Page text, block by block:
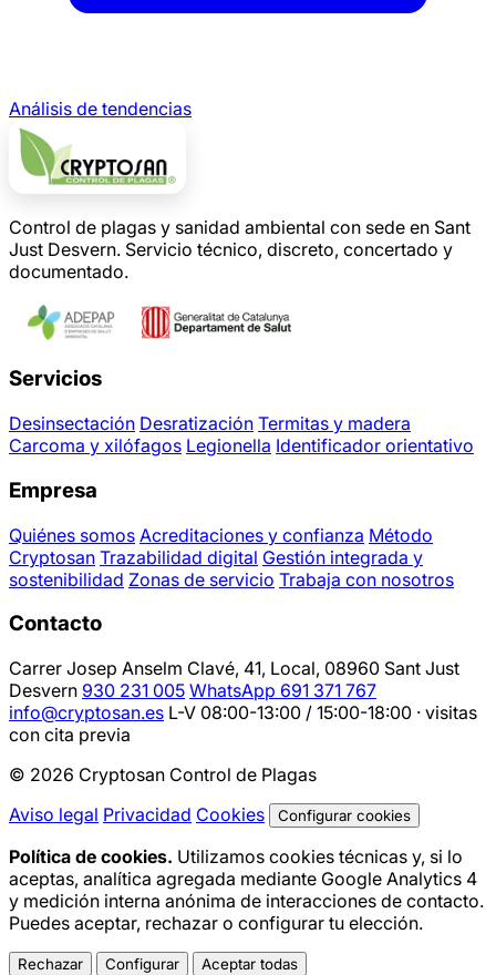
Análisis de tendencias
Control de plagas y sanidad ambiental con sede en Sant
Just Desvern. Servicio técnico, discreto, concertado y
documentado.
Servicios
Desinsectación Desratización Termitas y madera
Carcoma y xilófagos Legionella Identificador orientativo
Empresa
Quiénes somos Acreditaciones y confianza Método
Cryptosan Trazabilidad digital Gestión integrada y
sostenibilidad Zonas de servicio Trabaja con nosotros
Contacto
Carrer Josep Anselm Clavé, 41, Local, 08960 Sant Just
Desvern 930 231 005 WhatsApp 691 371 767
info@cryptosan.es L-V 08:00-13:00 / 15:00-18:00 · visitas
con cita previa
© 2026 Cryptosan Control de Plagas
Aviso legal Privacidad Cookies Configurar cookies
Política de cookies. Utilizamos cookies técnicas y, si lo
aceptas, analítica agregada mediante Google Analytics 4
y medición interna anónima de interacciones de contacto.
Puedes aceptar, rechazar o configurar tu elección.
Rechazar Configurar Aceptar todas